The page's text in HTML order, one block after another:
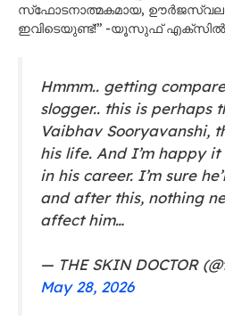
സ്‌ഫോടനാത്മകമായ,
ഇവിടെയുണ്ട്!’’ -യൂസുഫ് എക്സിൽ
Hmmm.. getting
slogger.. this is perhaps
Vaibhav Sooryavanshi,
his life. And I’m happy
in his career. I’m sure
and after this, nothing
affect him…
— THE SKIN DOCTOR
May 28, 2026